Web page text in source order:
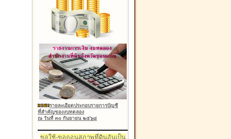
รายละเอียดประกอบรายการบัญชี
ที่สำคัญของงบทดลอง
ณ วันที่ ๓๐ กันยายน ๒๕๖๘
ขอใช้-ขอถอนสภาพที่ดินอันเป็น